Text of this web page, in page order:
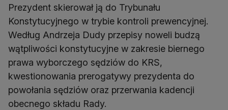
Prezydent skierował ją do Trybunału
Konstytucyjnego w trybie kontroli prewencyjnej.
Według Andrzeja Dudy przepisy noweli budzą
wątpliwości konstytucyjne w zakresie biernego
prawa wyborczego sędziów do KRS,
kwestionowania prerogatywy prezydenta do
powołania sędziów oraz przerwania kadencji
obecnego składu Rady.